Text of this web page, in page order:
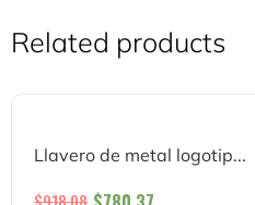
Related products
Llavero de metal logotip...